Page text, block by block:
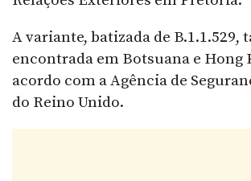
A variante, batizada de B.1.1.529,
encontrada em Botsuana e Hong
acordo com a Agência de
do Reino Unido.